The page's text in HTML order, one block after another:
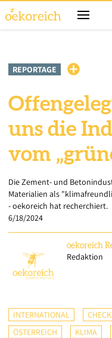
REPORTAGE
uns die
vom
Die Zement- und
Materialien als
- oekoreich hat recherchiert.
6/18/2024
oekoreich
Redaktion
INTERNATIONAL
ÖSTERREICH
KLIMA